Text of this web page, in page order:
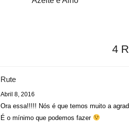
4
Rute
Abril 8, 2016
Ora essa!!!!! Nós é que temos muito a
É o mínimo que podemos fazer